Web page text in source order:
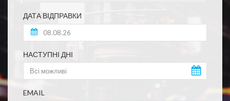
ДАТА ВІДПРАВКИ
НАСТУПНІ ДНІ
EMAIL